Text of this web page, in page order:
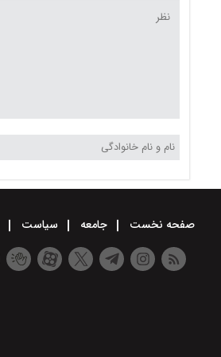
صفحه نخست جامعه سیاست